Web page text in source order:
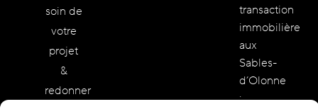
soin de
votre
projet
&
redonner
transaction
immobilière
aux
Sables-
d’Olonne
: